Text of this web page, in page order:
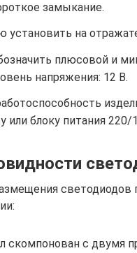
замыкание.
установить на
плюсовой и
напряжения: 12 В.
или блоку питания 220/
скомпонован с двумя